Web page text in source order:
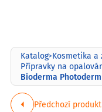
Katalog>Kosmetika a
Přípravky na
Bioderma
Předchozí produkt